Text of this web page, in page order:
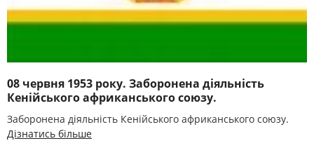
08 червня 1953 року. Заборонена діяльність
Кенійського африканського союзу.
Заборонена діяльність Кенійського африканського союзу.
Дізнатись більше